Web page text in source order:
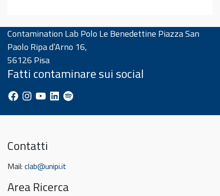
Contamination Lab Polo Le Benedettine Piazza San
Paolo Ripa d’Arno 16,
56126 Pisa
Fatti contaminare sui social
Facebook
Instagram
YouTube
LinkedInSpotify
Contatti
Mail: clab@unipi.it
Area Ricerca